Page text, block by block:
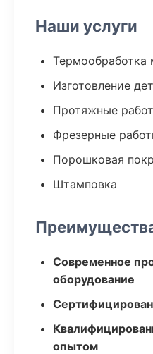
Наши услуги
Термообработка
Изготовление
Протяжные
Фрезерные
Порошковая
Штамповка
Современное
оборудование
опытом